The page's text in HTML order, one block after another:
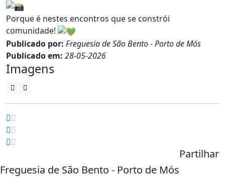
Porque é nestes encontros que se constrói
comunidade!
Publicado por: Freguesia de São Bento - Porto de Mós
Publicado em: 28-05-2026
Imagens
Partilhar
Freguesia de São Bento - Porto de Mós